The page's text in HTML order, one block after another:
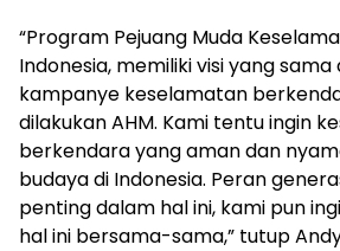
“Program Pejuang Muda
Indonesia, memiliki visi yang sama
kampanye keselamatan
dilakukan AHM. Kami tentu ingin
berkendara yang aman dan
budaya di Indonesia. Peran
penting dalam hal ini, kami pun
hal ini bersama-sama,” tutup